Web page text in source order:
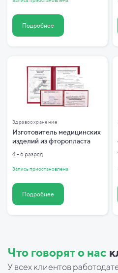
Подробнее
Здравоохранение
Изготовитель медицинских
изделий из фторопласта
4 - 6 разряд
Запись приостановлена
Подробнее
Что говорят о нас
У всех клиентов